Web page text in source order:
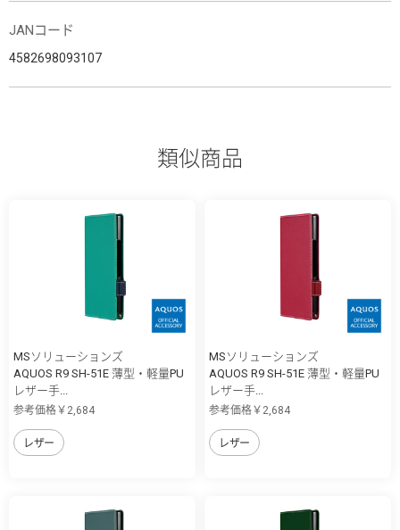
JANコード
4582698093107
類似商品
MSソリューションズ
AQUOS R9 SH-51E 薄型・軽量PU
レザー手...
参考価格￥2,684
レザー
MSソリューションズ
AQUOS R9 SH-51E 薄型・軽量PU
レザー手...
参考価格￥2,684
レザー